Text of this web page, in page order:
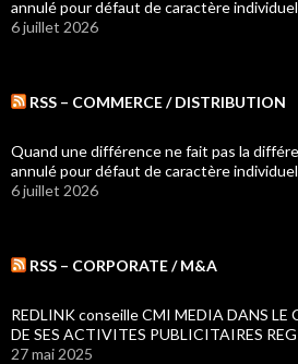
annulé pour défaut de caractère individuel
6 juillet 2026
RSS – COMMERCE / DISTRIBUTION
Quand une différence ne fait pas la
annulé pour défaut de caractère individuel
6 juillet 2026
RSS – CORPORATE / M&A
REDLINK conseille CMI MEDIA DANS LE
DE SES ACTIVITES PUBLICITAIRES
27 mai 2025